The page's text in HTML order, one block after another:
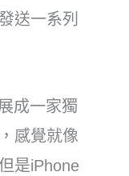
送一系列
成一家獨
感覺就像
是iPhone